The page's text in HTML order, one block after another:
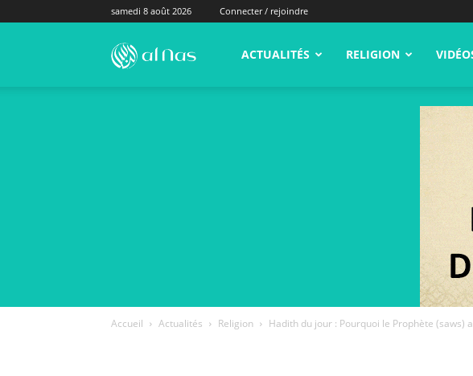
samedi 8 août 2026 Connecter / rejoindre
alNas.fr ACTUALITÉS RELIGION
Accueil Actualités Religion Hadith du jour : Pourquoi le Prophète (saws)